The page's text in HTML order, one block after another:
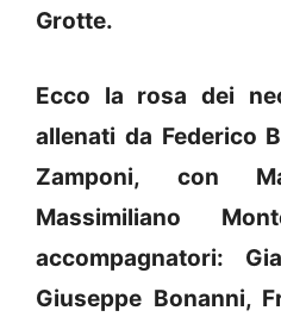
Grotte.
Ecco la rosa dei
allenati da Federico
Zamponi, con
Massimiliano
accompagnatori:
Giuseppe Bonanni,